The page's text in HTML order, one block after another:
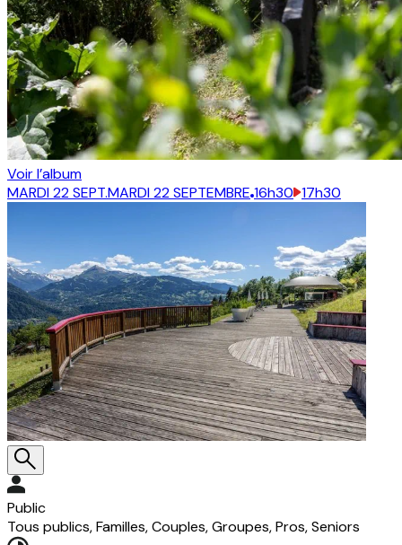
Voir l’album
MARDI 22 SEPT.MARDI 22 SEPTEMBRE 16h30 17h30
Public
Tous publics, Familles, Couples, Groupes, Pros, Seniors